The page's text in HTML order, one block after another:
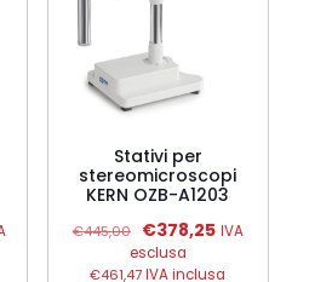
Stativi per
stereomicroscopi
KERN OZB-A1203
€445,00
Il
prezzo
originale
€378,25Il
attuale
IVA
esclusa
€461,47IVA inclusa